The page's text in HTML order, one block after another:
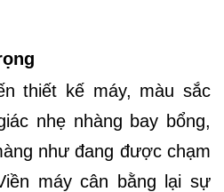
thiết kế máy, màu sắc
nhẹ nhàng bay bổng,
như đang được chạm
máy cân bằng lại sự